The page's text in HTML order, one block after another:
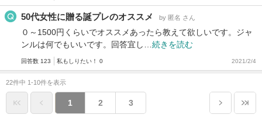
50代女性に贈る誕プレのオススメ by 匿名 さん
０～1500円くらいでオススメあったら教えて欲しいです。ジャ
ンルは何でもいいです。回答宜し… 続きを読む
回答数 123 私もしりたい！ 0 2021/2/4
22件中 1-10件を表示
1 2 3